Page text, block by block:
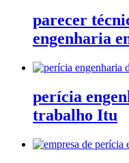
parecer
engenharia
perícia
trabalho Itu